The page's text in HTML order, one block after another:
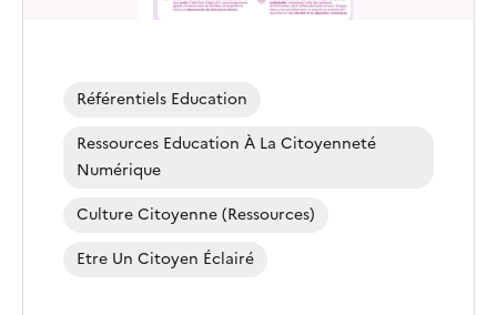
Référentiels Education
Ressources Education À La Citoyenneté
Numérique
Culture Citoyenne (ressources)
Etre Un Citoyen Éclairé